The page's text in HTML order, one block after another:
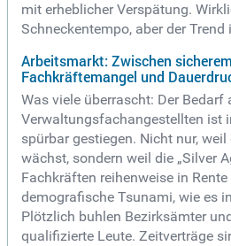
mit erheblicher Verspätung.
Schneckentempo, aber der Trend
Arbeitsmarkt: Zwischen
Fachkräftemangel und
Was viele überrascht: Der Bedarf
Verwaltungsfachangestellten ist
spürbar gestiegen. Nicht nur,
wächst, sondern weil die „Silver
Fachkräften reihenweise in Rente
demografische Tsunami, wie es
Plötzlich buhlen Bezirksämter
qualifizierte Leute. Zeitverträge